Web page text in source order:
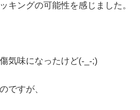
キングの可能性を感じました。
気味になったけど(-_-;)
ですが、